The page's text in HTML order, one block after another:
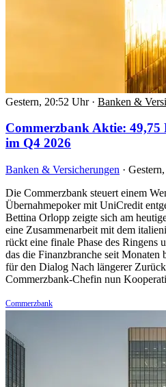
Gestern, 20:52 Uhr · Banken &
Commerzbank Aktie:
im Q4 2026
Banken & Versicherungen ·
Die Commerzbank steuert einem
Übernahmepoker mit UniCredit
Bettina Orlopp zeigte sich am
eine Zusammenarbeit mit dem
rückt eine finale Phase des Ringens
das die Finanzbranche seit
für den Dialog Nach längerer
Commerzbank-Chefin nun
Commerzbank